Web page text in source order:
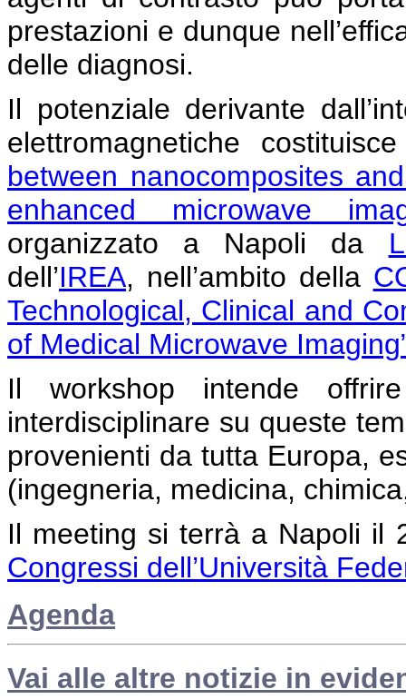
prestazioni e dunque
delle diagnosi.
Il potenziale derivante
elettromagnetiche
between nanocomposites
enhanced microwave
organizzato a Napoli da
dell’IREA, nell’ambito della
Technological, Clinical and
of Medical Microwave
Il workshop intende
interdisciplinare su queste
provenienti da tutta Europa,
(ingegneria, medicina,
Il meeting si terrà a Napoli
Congressi dell’Università
Agenda
Vai alle altre notizie in